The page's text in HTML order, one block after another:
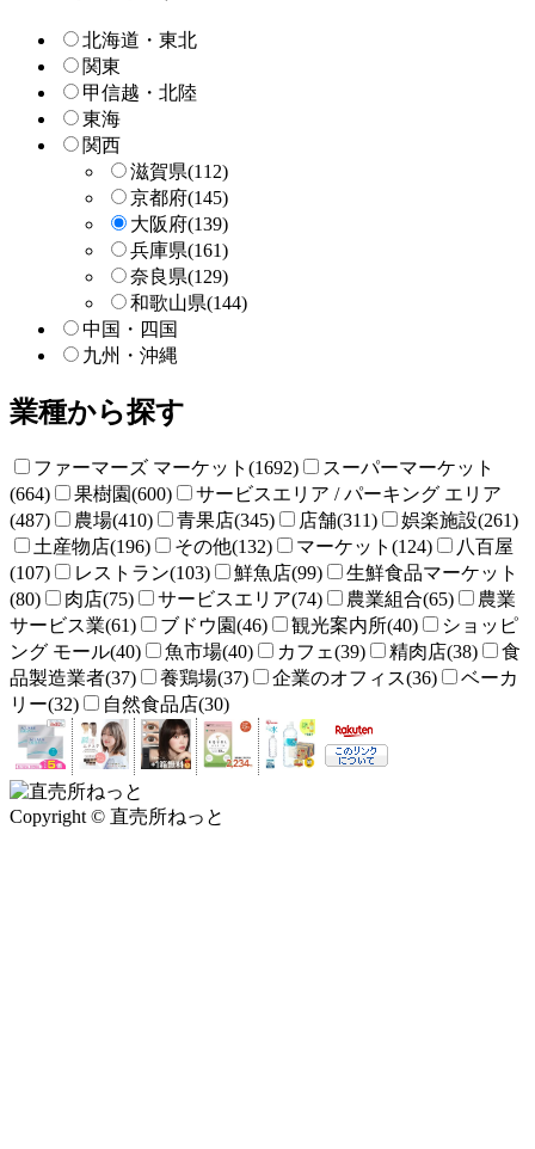
北海道・東北
関東
甲信越・北陸
東海
関西
滋賀県(112)
京都府(145)
大阪府(139)
兵庫県(161)
奈良県(129)
和歌山県(144)
中国・四国
九州・沖縄
業種から探す
ファーマーズ マーケット(1692)
スーパーマーケット
(664)
果樹園(600)
サービスエリア / パーキング エリア
(487)
農場(410) 青果店(345) 店舗(311)
娯楽施設(261)
土産物店(196)
その他(132) マーケット(124)
八百屋
(107)
レストラン(103) 鮮魚店(99)
生鮮食品マーケット
(80)
肉店(75) サービスエリア(74) 農業組合(65)
農業
サービス業(61)
ブドウ園(46) 観光案内所(40)
ショッピ
ング モール(40)
魚市場(40) カフェ(39) 精肉店(38)
食
品製造業者(37)
養鶏場(37) 企業のオフィス(36)
ベーカ
リー(32)
自然食品店(30)
Copyright © 直売所ねっと